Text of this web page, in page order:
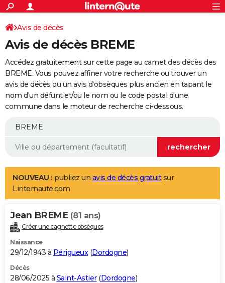
ACTUALITÉS
Politique
Société
Faits Divers
Education
Monde
Villes
+
SPORT
Coupe du monde 2026
Football
Tennis
Cyclisme
Rugby
Forum
Programme TV
TNT
Streaming
Cinéma
Sorties cinéma
Musique
+
FINANCE
Retraite
Epargne
Immobilier
Risques naturels par ville
Banque
Assurance
AUTO
Essais
Réserver un essai
Citadines
Berlines
SUV
Forum auto
+
Mobiles
Meilleur smartphone
Internet
Ordinateurs
Jeux vidéo
Guide high-tech
Aménagement intérieur
LIFESTYLE
Art de vivre
Bien-être
Loisirs
Mode
Modes de vie
Alimentation
Guide de la santé
Maladies
Médicaments
Sommeil
VOYAGE
Destinations
City break
Voyage nature
Voyage de noces
Forum
Climat
+PHOTO
GUIDES D'ACHAT
BONS PLANS
Avis de décès
Avis de décès BREME
Accédez gratuitement sur cette page au carnet des décès des
BREME. Vous pouvez affiner votre recherche ou trouver un
avis de décès ou un avis d'obsèques plus ancien en tapant le
nom d'un défunt et/ou le nom ou le code postal d'une
commune dans le moteur de recherche ci-dessous.
NOUVEAU : publiez un avis de décès gratuitsur
Linternaute.com
Jean BREME (81 ans)
Créer une cagnotte obsèques
Naissance
29/12/1943 à Périgueux(Dordogne)
Décès
28/06/2025 à Saint-Astier(Dordogne)